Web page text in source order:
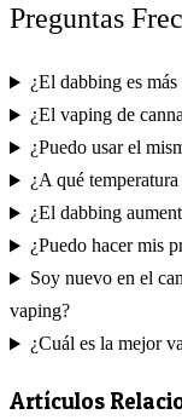
Preguntas
¿El dabbing es
¿El vaping de
¿Puedo usar el
¿A qué
¿El dabbing
¿Puedo hacer mis
Soy nuevo en el
vaping?
¿Cuál es la mejor
Artículos